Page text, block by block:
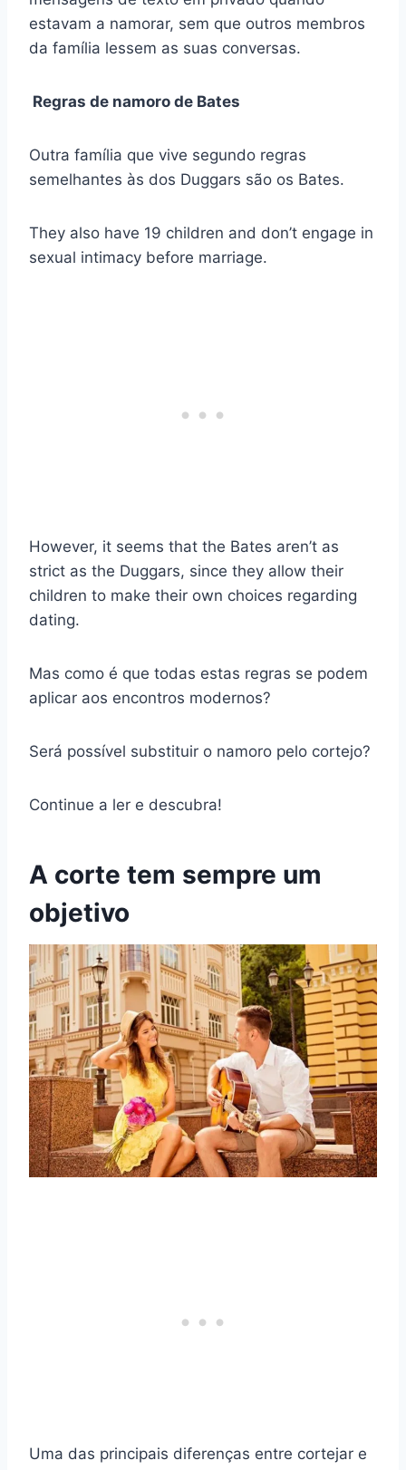
estavam a namorar, sem que outros membros
da família lessem as suas conversas.
Regras de namoro de Bates
Outra família que vive segundo regras
semelhantes às dos Duggars são os Bates.
They also have 19 children and don’t engage in
sexual intimacy before marriage.
However, it seems that the Bates aren’t as
strict as the Duggars, since they allow their
children to make their own choices regarding
dating.
Mas como é que todas estas regras se podem
aplicar aos encontros modernos?
Será possível substituir o namoro pelo cortejo?
Continue a ler e descubra!
A corte tem sempre um
objetivo
Uma das principais diferenças entre cortejar e